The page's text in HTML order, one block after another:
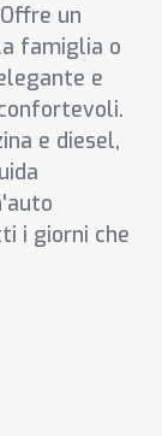
un
famiglia o
e
e diesel,
i giorni che